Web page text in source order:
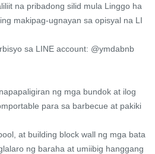
na pribadong silid mula Linggo ha
makipag-ugnayan sa opisyal na LI
sa LINE account: @ymdabnb
ng mga bundok at ilog
para sa barbecue at pakiki
at building block wall ng mga bata
ng baraha at umiibig hanggang